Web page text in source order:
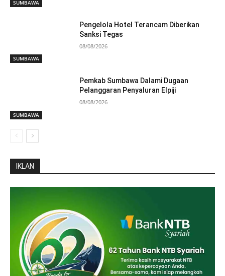
SUMBAWA
SUMBAWA
Pengelola Hotel Terancam Diberikan
Sanksi Tegas
08/08/2026
SUMBAWA
Pemkab Sumbawa Dalami Dugaan
Pelanggaran Penyaluran Elpiji
08/08/2026
IKLAN